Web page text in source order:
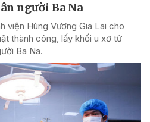
người Ba Na
viện Hùng Vương Gia Lai cho
thành công, lấy khối u xơ tử
Ba Na.